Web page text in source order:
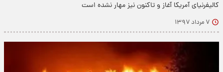
کالیفرنیای آمریکا آغاز و تاکنون نیز مهار نشده است
۷ مرداد ۱۳۹۷